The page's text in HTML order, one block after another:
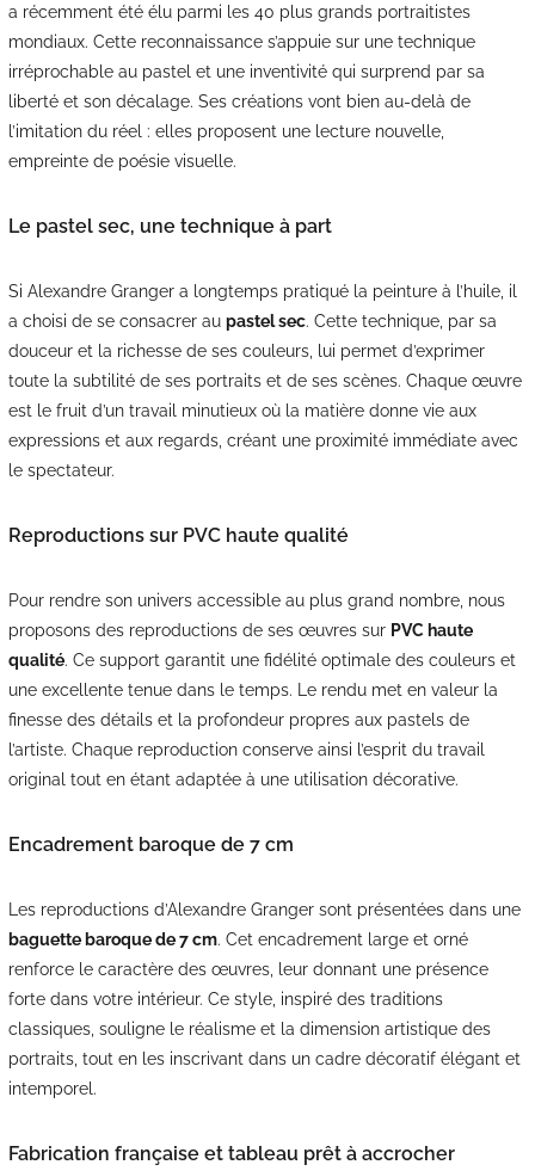
a récemment été élu parmi les 40 plus grands portraitistes
mondiaux. Cette reconnaissance s’appuie sur une technique
irréprochable au pastel et une inventivité qui surprend par sa
liberté et son décalage. Ses créations vont bien au-delà de
l’imitation du réel : elles proposent une lecture nouvelle,
empreinte de poésie visuelle.
Le pastel sec, une technique à part
Si Alexandre Granger a longtemps pratiqué la peinture à l’huile, il
a choisi de se consacrer au pastel sec. Cette technique, par sa
douceur et la richesse de ses couleurs, lui permet d’exprimer
toute la subtilité de ses portraits et de ses scènes. Chaque œuvre
est le fruit d’un travail minutieux où la matière donne vie aux
expressions et aux regards, créant une proximité immédiate avec
le spectateur.
Reproductions sur PVC haute qualité
Pour rendre son univers accessible au plus grand nombre, nous
proposons des reproductions de ses œuvres sur PVC haute
qualité. Ce support garantit une fidélité optimale des couleurs et
une excellente tenue dans le temps. Le rendu met en valeur la
finesse des détails et la profondeur propres aux pastels de
l’artiste. Chaque reproduction conserve ainsi l’esprit du travail
original tout en étant adaptée à une utilisation décorative.
Encadrement baroque de 7 cm
Les reproductions d’Alexandre Granger sont présentées dans une
baguette baroque de 7 cm. Cet encadrement large et orné
renforce le caractère des œuvres, leur donnant une présence
forte dans votre intérieur. Ce style, inspiré des traditions
classiques, souligne le réalisme et la dimension artistique des
portraits, tout en les inscrivant dans un cadre décoratif élégant et
intemporel.
Fabrication française et tableau prêt à accrocher